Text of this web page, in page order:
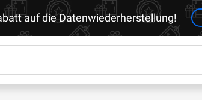
auf die Datenwiederherstellung!